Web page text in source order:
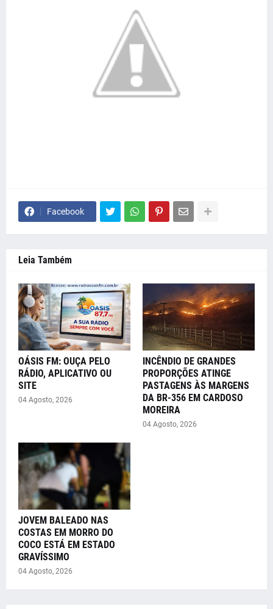
Facebook
Leia Também
OÁSIS FM: OUÇA PELO
RÁDIO, APLICATIVO OU
SITE
04 Agosto, 2026
INCÊNDIO DE GRANDES
PROPORÇÕES ATINGE
PASTAGENS ÀS MARGENS
DA BR-356 EM CARDOSO
MOREIRA
04 Agosto, 2026
JOVEM BALEADO NAS
COSTAS EM MORRO DO
COCO ESTÁ EM ESTADO
GRAVÍSSIMO
04 Agosto, 2026